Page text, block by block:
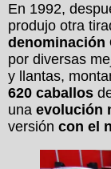
En 1992,
produjo otra
denominación
por diversas
y llantas,
620 caballos
una evolución
versión con el